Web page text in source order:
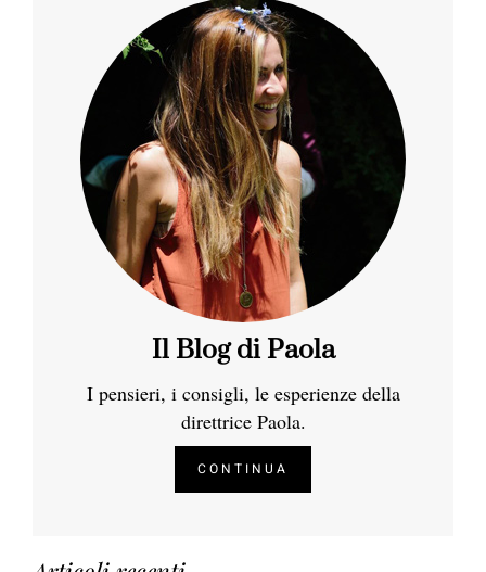
Il Blog di Paola
I pensieri, i consigli, le esperienze della
direttrice Paola.
CONTINUA